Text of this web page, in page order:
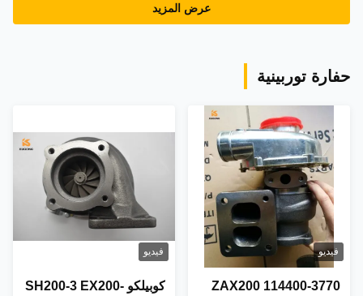
عرض المزيد
حفارة توربينية
فيديو
114400-3770 ZAX200
فيديو
كوبيلكو SH200-3 EX200-